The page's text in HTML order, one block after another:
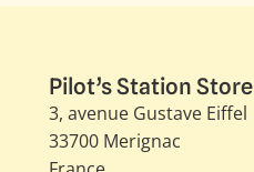
Pilot’s Station Store
3, avenue Gustave Eiffel​
33700 Merignac